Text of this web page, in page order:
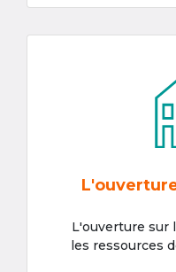
L'ouverture sur
les ressources